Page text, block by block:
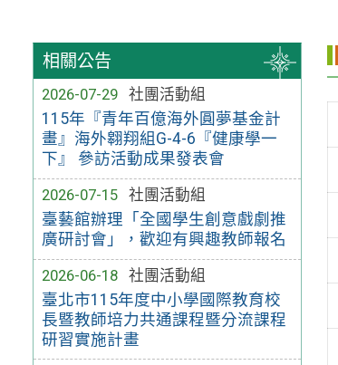
相關公告
2026-07-29
社團活動組
115年『青年百億海外圓夢基金計
畫』海外翱翔組G-4-6『健康學一
下』 參訪活動成果發表會
2026-07-15
社團活動組
臺藝館辦理「全國學生創意戲劇推
廣研討會」，歡迎有興趣教師報名
2026-06-18
社團活動組
臺北市115年度中小學國際教育校
長暨教師培力共通課程暨分流課程
研習實施計畫